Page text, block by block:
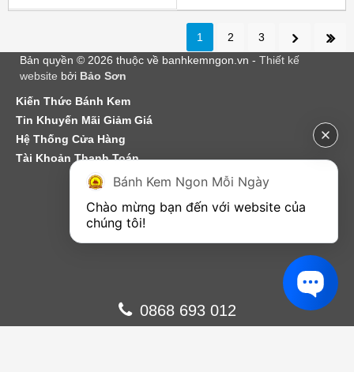
0868 693 012
1 2
3
Bản quyền © 2026 thuộc về banhkemngon.vn - Thiết kế
website bởi Bảo Sơn
Kiến Thức Bánh Kem
Tin Khuyến Mãi Giảm Giá
Hệ Thống Cửa Hàng
Tài Khoản Thanh Toán
Bánh Kem Ngon Mỗi Ngày
Chào mừng bạn đến với website của
chúng tôi!